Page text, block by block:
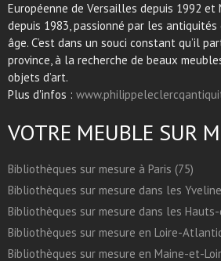
Européenne de Versailles depuis 1992 et
depuis 1983, passionné par les
âge. C’est dans un souci constant qu’il
province, à la recherche de beaux
objets d’art.
Plus d'infos :
VOTRE MEUBLE SUR
Bibliothèques sur mesure à Paris (75)
Bibliothèques sur mesure dans les
Bibliothèques sur mesure dans les Hauts-
Bibliothèques sur mesure en Loire-
Bibliothèques sur mesure en Maine-et-